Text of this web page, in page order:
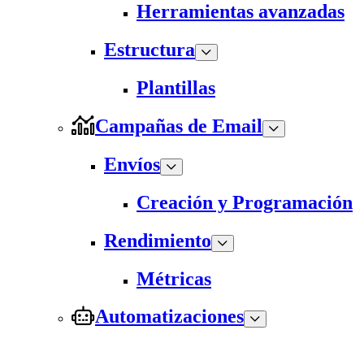
Herramientas avanzadas
Estructura
Plantillas
Campañas de Email
Envíos
Creación y Programación
Rendimiento
Métricas
Automatizaciones